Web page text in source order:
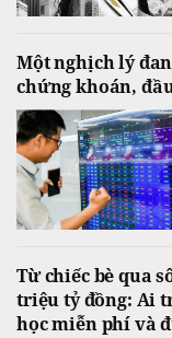
Một nghịch lý
chứng khoán,
Từ chiếc bè qua
triệu tỷ đồng: Ai
học miễn phí và